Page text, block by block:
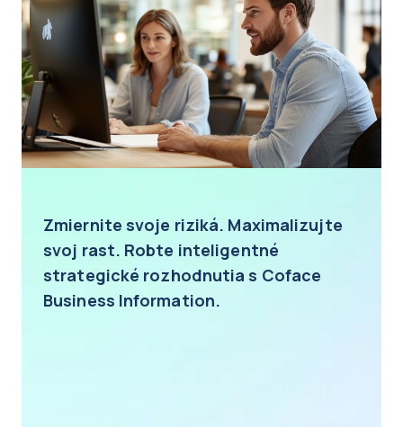
Zmiernite svoje riziká. Maximalizujte
svoj rast. Robte inteligentné
strategické rozhodnutia s Coface
Business Information.